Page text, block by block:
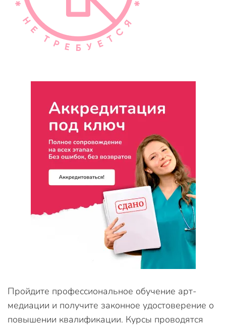
Пройдите профессиональное обучение арт-
медиации и получите законное удостоверение о
повышении квалификации. Курсы проводятся